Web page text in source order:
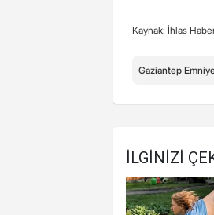
Kaynak: İhlas
Gaziantep